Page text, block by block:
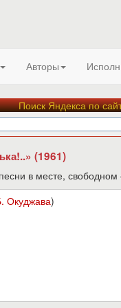
Авторы
Поиск Яндекса по
(1961)
в месте, свободном
Окуджава)